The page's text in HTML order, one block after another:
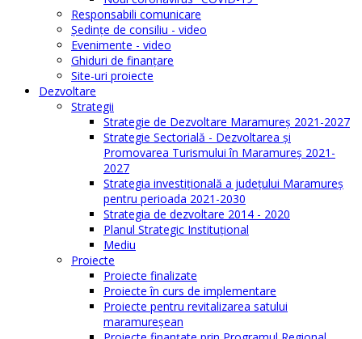
Responsabili comunicare
Şedinţe de consiliu - video
Evenimente - video
Ghiduri de finanţare
Site-uri proiecte
Dezvoltare
Strategii
Strategie de Dezvoltare Maramureș 2021-2027
Strategie Sectorială - Dezvoltarea și
Promovarea Turismului în Maramureș 2021-
2027
Strategia investiţională a județului Maramureș
pentru perioada 2021-2030
Strategia de dezvoltare 2014 - 2020
Planul Strategic Instituţional
Mediu
Proiecte
Proiecte finalizate
Proiecte în curs de implementare
Proiecte pentru revitalizarea satului
maramureşean